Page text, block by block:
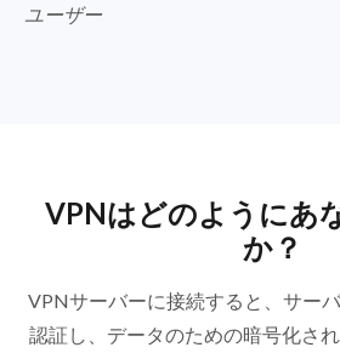
ユーザー
VPNはどのようにあ
か？
VPNサーバーに接続すると、サー
認証し、データのための暗号化さ